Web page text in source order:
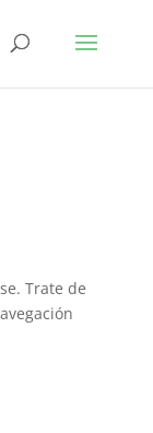
Trate de